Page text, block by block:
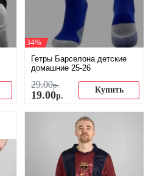
-34%
Гетры Барселона детские
домашние 25-26
29.00р.
19.00р.
Купить